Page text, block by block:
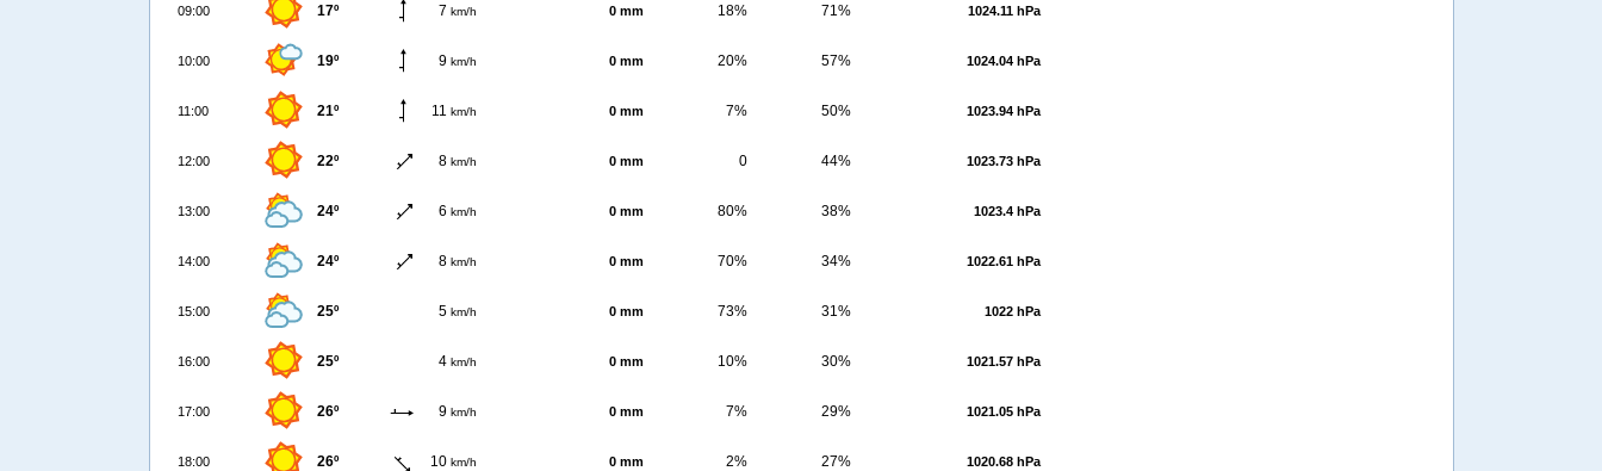
09:00 17º 7 km/h 0 mm 18% 71% 1024.11 hPa
10:00 19º 9 km/h 0 mm 20% 57% 1024.04 hPa
11:00 21º 11 km/h 0 mm 7% 50% 1023.94 hPa
12:00 22º 8 km/h 0 mm 0 44% 1023.73 hPa
13:00 24º 6 km/h 0 mm 80% 38% 1023.4 hPa
14:00 24º 8 km/h 0 mm 70% 34% 1022.61 hPa
15:00 25º 5 km/h 0 mm 73% 31% 1022 hPa
16:00 25º 4 km/h 0 mm 10% 30% 1021.57 hPa
17:00 26º 9 km/h 0 mm 7% 29% 1021.05 hPa
18:00 26º 10 km/h 0 mm 2% 27% 1020.68 hPa